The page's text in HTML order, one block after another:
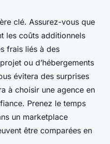
clé. Assurez-vous que
les coûts additionnels
frais liés à des
ou d’hébergements
évitera des surprises
à choisir une agence en
Prenez le temps
un marketplace
être comparées en